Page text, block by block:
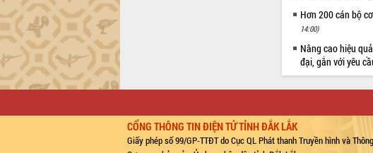
Hơn 200 cán bộ
14:00)
Nâng cao hiệu
đại, gắn với yêu
CỔNG THÔNG TIN ĐIỆN TỬ TỈNH ĐẮK LẮK
Giấy phép số 99/GP-TTĐT do Cục QL Phát thanh Truyền hình và